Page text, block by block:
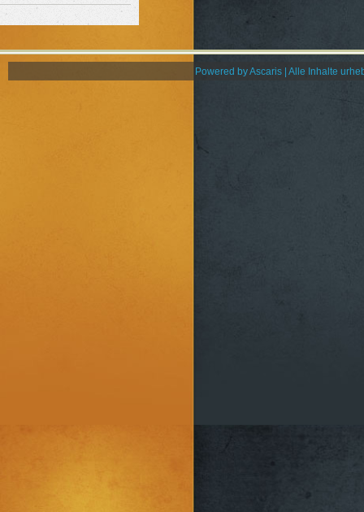
Powered by Ascaris | Alle Inhalte